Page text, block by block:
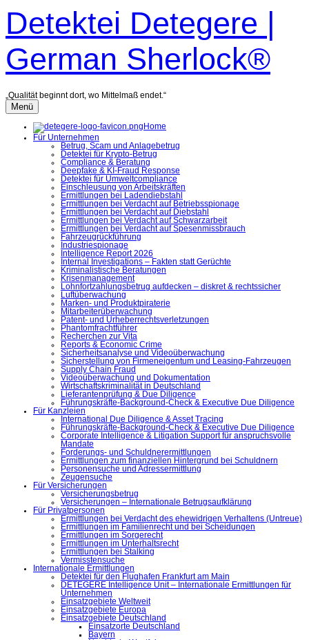
Inhalt
überspringen
Detektei Detegere |
German Sherlock®
„Qualität beginnt dort, wo Mittelmaß endet.“
Menü
Home
Für Unternehmen
Betrug, Scam und Anlagebetrug
Detektei für Krypto-Betrug
Compliance & Beratung
Deepfake & KI-Fraud Response
Detektei für Umweltcompliance
Einschleusung von Arbeitskräften
Ermittlungen bei Ladendiebstahl
Ermittlungen bei Verdacht auf Betriebsspionage
Ermittlungen bei Verdacht auf Diebstahl
Ermittlungen bei Verdacht auf Schwarzarbeit
Ermittlungen bei Verdacht auf Spesenmissbrauch
Fahrzeugrückführung
Industriespionage
Intelligence Report 2026
Internal Investigations – Fakten statt Gerüchte
Kriminalistische Beratungen
Krisenmanagement
Lohnfortzahlungsbetrug aufdecken – diskret & rechtssicher
Luftüberwachung
Marken- und Produktpiraterie
Mitarbeiterüberwachung
Patent- und Urheberrechtsverletzungen
Phantomfrachtführer
Recherchen zur Vita
Reports & Economic Crime
Sicherheitsanalyse und Videoüberwachung
Sicherstellung von Firmeneigentum und Leasing-Fahrzeugen
Supply Chain Fraud
Videoüberwachung und Dokumentation
Wirtschaftskriminalität in Deutschland
Lieferantenprüfung & Due Diligence
Führungskräfte-Background-Check & Executive Due Diligence
Für Kanzleien
International Due Diligence & Asset Tracing
Führungskräfte-Background-Check & Executive Due Diligence
Corporate Intelligence & Litigation Support für anspruchsvolle
Mandate
Forderungs- und Schuldnerermittlungen
Ermittlungen zum finanziellen Hintergrund bei Schuldnern
Personensuche und Adressermittlung
Zeugensuche
Für Versicherungen
Versicherungsbetrug
Versicherungen – Internationale Betrugsaufklärung
Für Privatpersonen
Ermittlungen bei Verdacht des ehewidrigen Verhaltens (Untreue)
Ermittlungen im Familienrecht und bei Scheidungen
Ermittlungen im Sorgerecht
Ermittlungen im Unterhaltsrecht
Ermittlungen bei Stalking
Vermisstensuche
Internationale Ermittlungen
Detektei für den Flughafen Frankfurt am Main
DETEGERE Intelligence Unit – Internationale Ermittlungen für
Unternehmen
Einsatzgebiete Weltweit
Einsatzgebiete Europa
Einsatzgebiete Deutschland
Einsatzorte Deutschland
Bayern